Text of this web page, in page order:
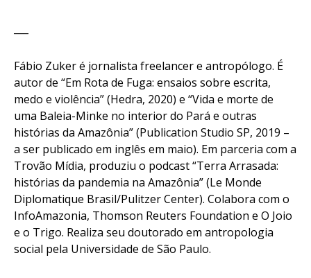
Fábio Zukeré jornalista freelancer e antropólogo. É
autor de “Em Rota de Fuga: ensaios sobre escrita,
medo e violência” (Hedra, 2020) e “Vida e morte de
uma Baleia-Minke no interior do Pará e outras
histórias da Amazônia” (Publication Studio SP, 2019 –
a ser publicado em inglês em maio). Em parceria com a
Trovão Mídia, produziu o podcast “Terra Arrasada:
histórias da pandemia na Amazônia” (Le Monde
Diplomatique Brasil/Pulitzer Center). Colabora com o
InfoAmazonia, Thomson Reuters Foundation e O Joio
e o Trigo. Realiza seu doutorado em antropologia
social pela Universidade de São Paulo.